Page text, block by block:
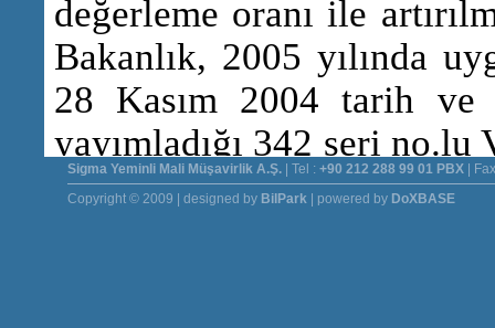
Sigma Yeminli Mali Müşavirlik A.Ş. | Tel : +90 212 288 99 01 PBX |
Copyright © 2009 | designed by BilPark | powered by DoXBASE